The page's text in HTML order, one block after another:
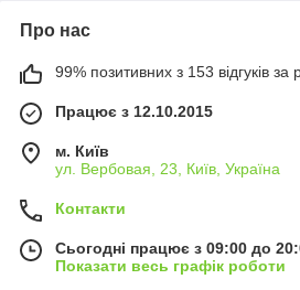
Про нас
99% позитивних з 153 відгуків за
Працює з 12.10.2015
м. Київ
ул. Вербовая, 23, Київ, Україна
Контакти
Сьогодні працює з 09:00 до
Показати весь графік роботи